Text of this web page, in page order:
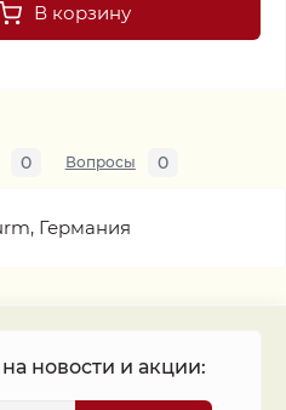
В корзину
0 Вопросы 0
Германия
новости и акции: